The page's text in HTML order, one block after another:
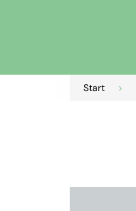
Start >